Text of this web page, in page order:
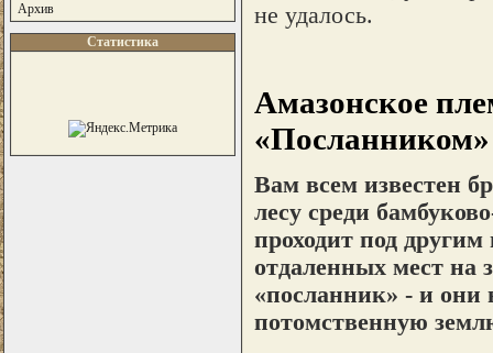
Архив
Статистика
не удалось.
Амазонское
«Посланником»
Вам всем известен
лесу среди
проходит под
отдаленных мест на
«посланник» - и они
потомственную